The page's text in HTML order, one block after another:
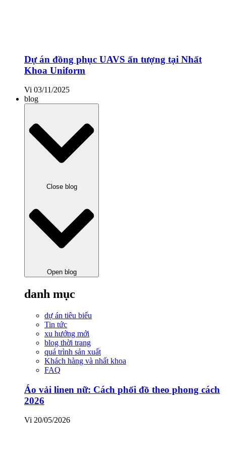
Dự án đồng phục UAVS ấn tượng tại Nhất
Khoa Uniform
Vi 03/11/2025
blog
Close blog
Open blog
danh mục
dự án tiêu biểu
Tin tức
xu hướng mới
blog thời trang
quá trình sản xuất
Khách hàng và nhất khoa
FAQ
Áo vải linen nữ: Cách phối đồ theo phong cách
2026
Vi 20/05/2026